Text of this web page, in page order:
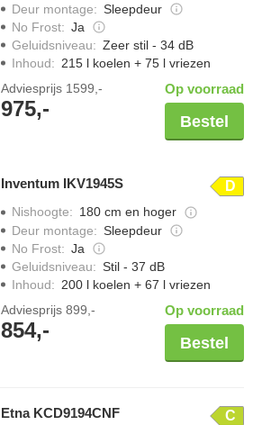
Deur montage: Sleepdeur
No Frost: Ja
Geluidsniveau: Zeer stil - 34 dB
Inhoud: 215 l koelen + 75 l vriezen
Adviesprijs 1599,-
975,-
Op voorraad
Bestel
Inventum IKV1945S D
Nishoogte: 180 cm en hoger
Deur montage: Sleepdeur
No Frost: Ja
Geluidsniveau: Stil - 37 dB
Inhoud: 200 l koelen + 67 l vriezen
Adviesprijs 899,-
854,-
Op voorraad
Bestel
Etna KCD9194CNF C